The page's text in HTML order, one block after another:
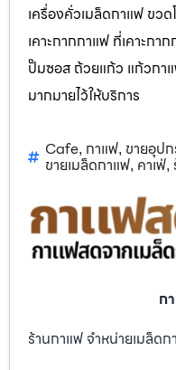
เครื่องคั่วเมล็ดกาแฟ ขว
เคาะกากกาแฟ ที่เคาะก
ปั๊มซอส ถ้วยแก้ว แก้วกา
มากมายไว้ให้บริการ
Cafe, กาแฟ, ขายอุป
ขายเมล็ดกาแฟ, คาเฟ่,
ก
ร้านกาแฟ จำหน่ายเมล็ด